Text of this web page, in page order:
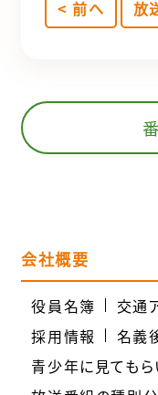
< 前へ 放
会社概要
役員名簿 交通
採用情報
名義
青少年に見ても